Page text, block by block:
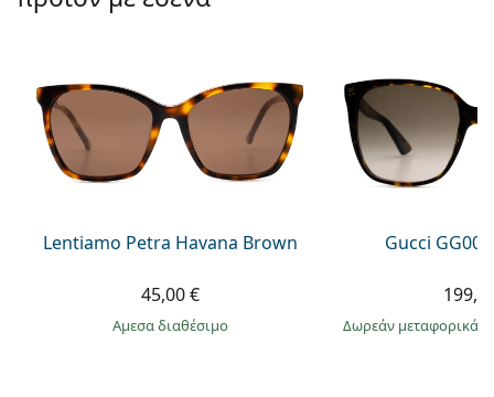
Persol
Όλες οι μάρκες
Lentiamo Petra Havana Brown
45,00 €
άμεσα διαθέσιμο
Gucci
Δωρεάν μεταφορικά